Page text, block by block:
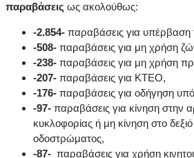
παραβάσεις ως ακολούθως:
-2.854- παραβάσεις για υπέρβαση
-508- παραβάσεις για μη χρήση
-238- παραβάσεις για μη χρήση
-207- παραβάσεις για ΚΤΕΟ,
-176- παραβάσεις για οδήγηση
-97- παραβάσεις για κίνηση στην
κυκλοφορίας ή μη κίνηση στο
οδοστρώματος,
-87- παραβάσεις για χρήση